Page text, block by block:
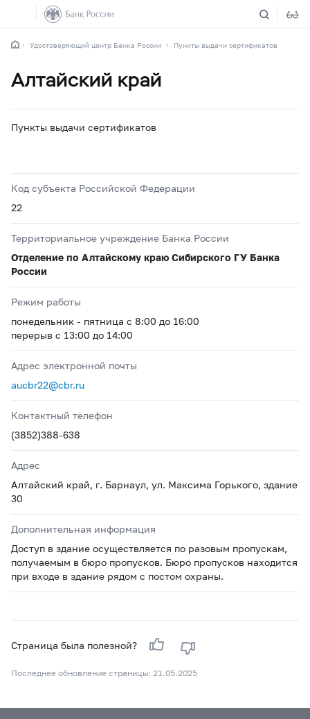
Удостоверяющий центр Банка России Пункты выдачи сертификатов
Алтайский край
Пункты выдачи сертификатов
Код субъекта Российской Федерации
22
Территориальное учреждение Банка России
Отделение по Алтайскому краю Сибирского ГУ Банка
России
Режим работы
понедельник - пятница с 8:00 до 16:00
перерыв с 13:00 до 14:00
Адрес электронной почты
aucbr22@cbr.ru
Контактный телефон
(3852)388-638
Адрес
Алтайский край, г. Барнаул, ул. Максима Горького, здание
30
Дополнительная информация
Доступ в здание осуществляется по разовым пропускам,
получаемым в бюро пропусков. Бюро пропусков находится
при входе в здание рядом с постом охраны.
Страница была полезной?
Последнее обновление страницы: 21.05.2025